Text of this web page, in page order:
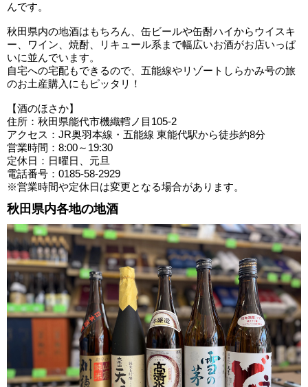
んです。
秋田県内の地酒はもちろん、缶ビールや缶酎ハイからウイスキ
ー、ワイン、焼酎、リキュール系まで幅広いお酒がお店いっぱ
いに並んでいます。
自宅への宅配もできるので、五能線やリゾートしらかみ号の旅
のお土産購入にもピッタリ！
【酒のほさか】
住所：秋田県能代市機織轌ノ目105-2
アクセス：JR奥羽本線・五能線 東能代駅から徒歩約8分
営業時間：8:00～19:30
定休日：日曜日、元旦
電話番号：0185-58-2929
※営業時間や定休日は変更となる場合があります。
秋田県内各地の地酒